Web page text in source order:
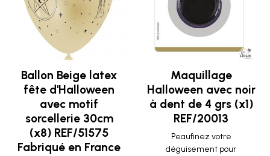
Ballon Beige latex
fête d'Halloween
avec motif
sorcellerie 30cm
(x8) REF/51575
Fabriqué en France
Maquillage
Halloween avec noir
à dent de 4 grs (x1)
REF/20013
Peaufinez votre
déguisement pour